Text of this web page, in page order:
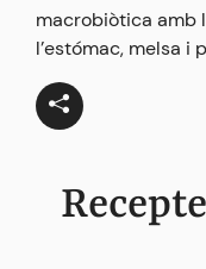
macrobiòtica amb
l’estómac, melsa i